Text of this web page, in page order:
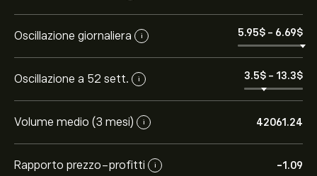
Oscillazione giornaliera i 5.95‎$‎ - 6.69‎$‎
Oscillazione a 52 sett. i 3.5‎$‎ - 13.3‎$‎
Volume medio (3 mesi) i 42061.24
Rapporto prezzo-profitti i -1.09